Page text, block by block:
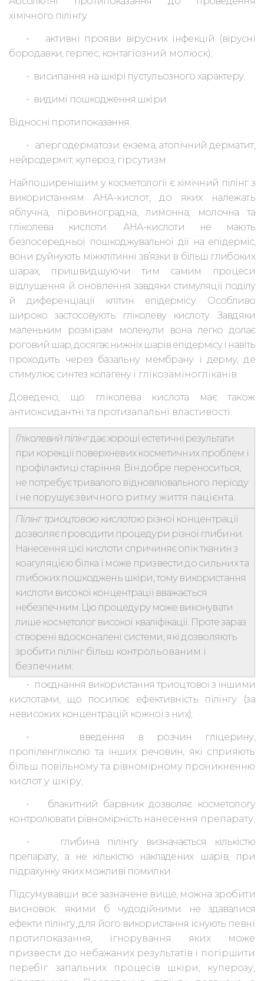
хімічного пілінгу:
•
активні прояви вірусних інфекцій (вірусні
бородавки, герпес, контагіозний молюск);
• висипання на шкірі пустульозного характеру;
• видимі пошкодження шкіри.
Відносні протипоказання:
•
алергодерматози: екзема, атопічний дерматит,
нейродерміт; купероз, гірсутизм.
Найпоширенішим у косметології є хімічний пілінг з
використанням АНА-кислот, до яких належать
яблучна, піровиноградна, лимонна,
молочна та
гліколева кислоти. АНА-кислоти не мають
безпосередньої пошкоджувальної дії на епідерміс,
вони руйнують міжклітинні зв’язки в більш глибоких
шарах, пришвидшуючи тим самим процеси
відлущення й оновлення завдяки стимуляції поділу
й диференціації клітин епідермісу. Особливо
широко застосовують гліколеву кислоту. Завдяки
маленьким розмірам молекули вона легко долає
роговий шар, досягає нижніх шарів епідермісу і навіть
проходить через базальну мембрану і дерму, де
стимулює синтез колагену і глікозаміногліканів.
Доведено, що гліколева кислота має також
антиоксидантні та протизапальні властивості.
Гліколевий пілінгдає хороші естетичні результати
при корекції поверхневих косметичних проблем і
профілактиці старіння. Він добре переноситься,
не потребує тривалого відновлювального періоду
і не порушуєзвичного ритму життя пацієнта.
Пілінг триоцтовою кислотою різної концентрації
дозволяє проводити процедури різної глибини.
Нанесення цієї кислоти спричиняєопік тканин з
коагуляцією білка і може призвести до сильних та
глибоких пошкоджень шкіри, тому використання
кислоти високої концентрації вважається
небезпечним. Цю процедуру може виконувати
лише косметолог високої кваліфікації. Протезараз
створені вдосконалені системи, які дозволяють
зробити пілінг більш контрольованим і
безпечним:
•
поєднання використання триоцтової з іншими
кислотами, що посилює ефективність пілінгу (за
невисоких концентрацій кожної з них);
•
введення в розчин гліцерину,
пропіленгліколю та інших речовин, які сприяють
більш повільному та рівномірному проникненню
кислот у шкіру;
•
блакитний барвник дозволяє косметологу
контролювати рівномірність нанесення препарату;
•
глибина пілінгу визначається кількістю
препарату, а не кількістю накладених шарів, при
підрахунку яких можливі помилки.
Підсумувавши все зазначене вище, можна зробити
висновок: якими б чудодійними не здавалися
ефекти пілінгу, для його використання існують певні
протипоказання, ігнорування яких може
призвести до небажаних результатів і погіршити
перебіг запальних процесів шкіри, куперозу,